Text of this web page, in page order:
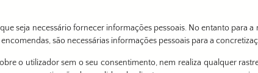
seja necessário fornecer informações pessoais. No entanto para
são necessárias informações pessoais para a
o utilizador sem o seu consentimento, nem realiza qualquer